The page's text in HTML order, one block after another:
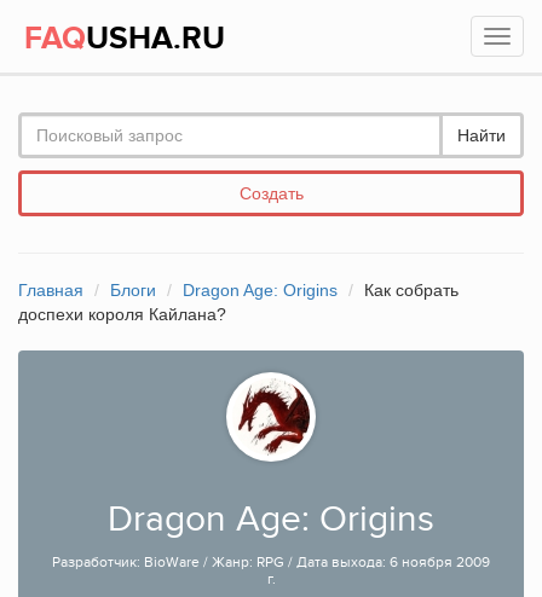
FAQUSHA.RU
Найти
Создать
Главная Блоги Dragon Age: Origins
Как собрать
доспехи короля Кайлана?
Dragon Age: Origins
Разработчик: BioWare / Жанр: RPG / Дата выхода: 6 ноября 2009
г.